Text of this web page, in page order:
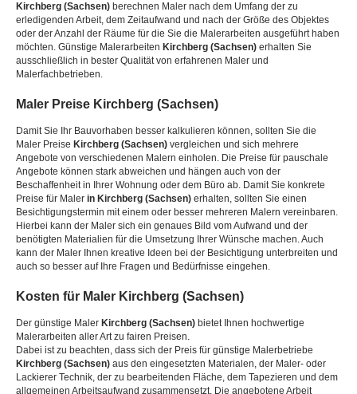
Kirchberg (Sachsen) berechnen Maler nach dem Umfang der zu
erledigenden Arbeit, dem Zeitaufwand und nach der Größe des Objektes
oder der Anzahl der Räume für die Sie die Malerarbeiten ausgeführt haben
möchten. Günstige Malerarbeiten Kirchberg (Sachsen) erhalten Sie
ausschließlich in bester Qualität von erfahrenen Maler und
Malerfachbetrieben.
Maler Preise Kirchberg (Sachsen)
Damit Sie Ihr Bauvorhaben besser kalkulieren können, sollten Sie die
Maler Preise Kirchberg (Sachsen) vergleichen und sich mehrere
Angebote von verschiedenen Malern einholen. Die Preise für pauschale
Angebote können stark abweichen und hängen auch von der
Beschaffenheit in Ihrer Wohnung oder dem Büro ab. Damit Sie konkrete
Preise für Maler in Kirchberg (Sachsen) erhalten, sollten Sie einen
Besichtigungstermin mit einem oder besser mehreren Malern vereinbaren.
Hierbei kann der Maler sich ein genaues Bild vom Aufwand und der
benötigten Materialien für die Umsetzung Ihrer Wünsche machen. Auch
kann der Maler Ihnen kreative Ideen bei der Besichtigung unterbreiten und
auch so besser auf Ihre Fragen und Bedürfnisse eingehen.
Kosten für Maler Kirchberg (Sachsen)
Der günstige Maler Kirchberg (Sachsen) bietet Ihnen hochwertige
Malerarbeiten aller Art zu fairen Preisen.
Dabei ist zu beachten, dass sich der Preis für günstige Malerbetriebe
Kirchberg (Sachsen) aus den eingesetzten Materialen, der Maler- oder
Lackierer Technik, der zu bearbeitenden Fläche, dem Tapezieren und dem
allgemeinen Arbeitsaufwand zusammensetzt. Die angebotene Arbeit